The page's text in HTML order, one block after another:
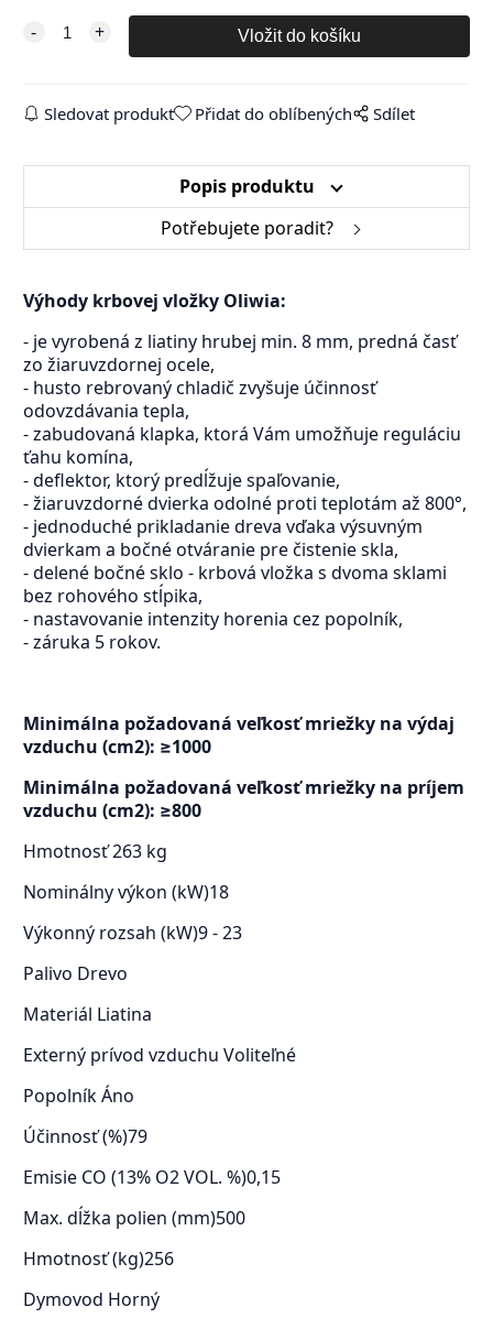
Sledovat produkt Přidat do oblíbených Sdílet
Popis produktu
Potřebujete poradit?
Výhody krbovej vložky Oliwia:
- je vyrobená z liatiny hrubej min. 8 mm, predná časť
zo žiaruvzdornej ocele,
- husto rebrovaný chladič zvyšuje účinnosť
odovzdávania tepla,
- zabudovaná klapka, ktorá Vám umožňuje reguláciu
ťahu komína,
- deflektor, ktorý predĺžuje spaľovanie,
- žiaruvzdorné dvierka odolné proti teplotám až 800°,
- jednoduché prikladanie dreva vďaka výsuvným
dvierkam a bočné otváranie pre čistenie skla,
- delené bočné sklo - krbová vložka s dvoma sklami
bez rohového stĺpika,
- nastavovanie intenzity horenia cez popolník,
- záruka 5 rokov.
Minimálna požadovaná veľkosť mriežky na výdaj
vzduchu (cm2): ≥1000
Minimálna požadovaná veľkosť mriežky na príjem
vzduchu (cm2): ≥800
Hmotnosť263 kg
Nominálny výkon (kW)18
Výkonný rozsah (kW)9 - 23
Palivo Drevo
Materiál Liatina
Externý prívod vzduchu Voliteľné
PopolníkÁno
Účinnosť (%)79
Emisie CO (13% O2 VOL. %)0,15
Max. dĺžka polien (mm)500
Hmotnosť (kg)256
Dymovod Horný